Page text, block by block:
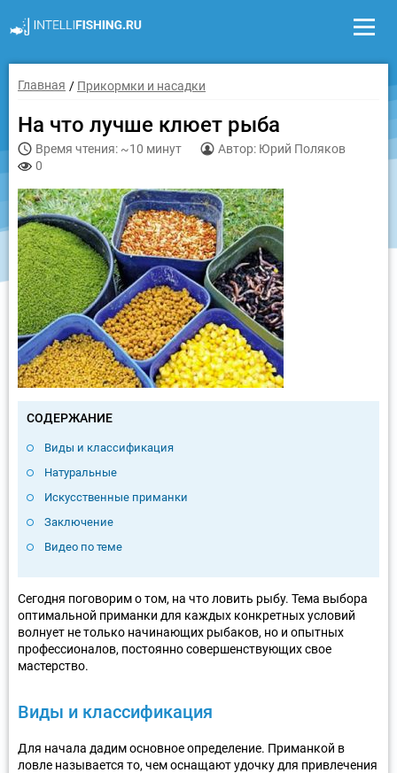
Главная Прикормки и насадки
На что лучше клюет рыба
Время чтения: ~10 минут
Автор: Юрий Поляков
0
СОДЕРЖАНИЕ
Виды и классификация
Натуральные
Искусственные приманки
Заключение
Видео по теме
Сегодня поговорим о том, на что ловить рыбу. Тема выбора
оптимальной приманки для каждых конкретных условий
волнует не только начинающих рыбаков, но и опытных
профессионалов, постоянно совершенствующих свое
мастерство.
Виды и классификация
Для начала дадим основное определение. Приманкой в
ловле называется то, чем оснащают удочку для привлечения